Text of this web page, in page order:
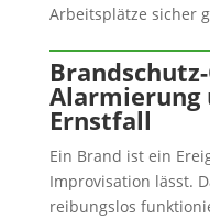
Arbeitsplätze sicher
Alarmierung
Ernstfall
Ein Brand ist ein
Improvisation lässt.
reibungslos